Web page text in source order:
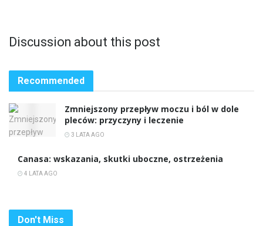
Discussion about this post
Recommended
Zmniejszony przepływ moczu i ból w dole
pleców: przyczyny i leczenie
3 LATA AGO
Canasa: wskazania, skutki uboczne, ostrzeżenia
4 LATA AGO
Don't Miss